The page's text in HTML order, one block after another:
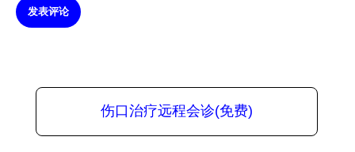
发表评论
伤口治疗远程会诊(免费)